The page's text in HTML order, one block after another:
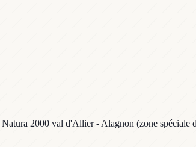
2000 val d'Allier - Alagnon (zone spéciale